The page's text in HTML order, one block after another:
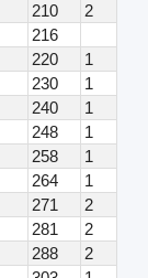
210
2
216
220
1
230
1
240
1
248
1
258
1
264
1
271
2
281
2
288
2